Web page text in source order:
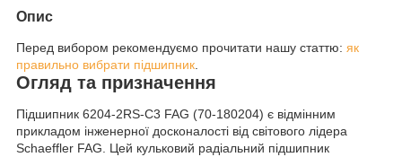
Опис
Перед вибором рекомендуємо прочитати нашу статтю: як
правильно вибрати підшипник
Огляд та призначення
Підшипник 6204-2RS-C3 FAG (70-180204) є відмінним
прикладом інженерної досконалості від світового лідера
Schaeffler FAG. Цей кульковий радіальний підшипник